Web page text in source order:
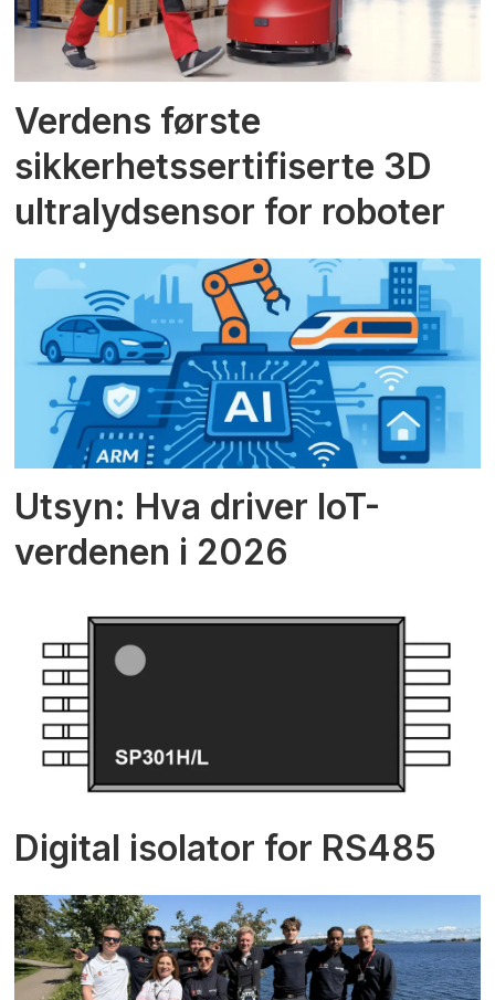
Verdens første
sikkerhetssertifiserte 3D
ultralydsensor for roboter
Utsyn: Hva driver IoT-
verdenen i 2026
Digital isolator for RS485